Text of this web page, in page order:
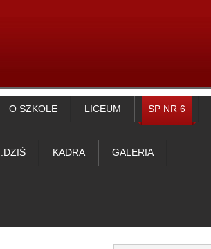
O SZKOLE LICEUM SP NR 6
KADRA GALERIA